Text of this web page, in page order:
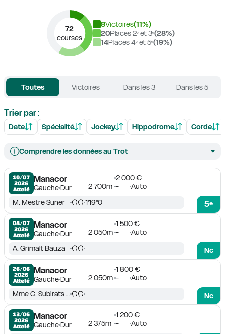
72
courses
8Victoires(11%)
20Places 2ᵉ et 3ᵉ(28%)
14Places 4ᵉ et 5ᵉ(19%)
Toutes Victoires Dans les 3 Dans les 5
Trier par :
Date Spécialité Jockey Hippodrome Corde
Comprendre les données au Trot
10/07
2026
Attelé
Manacor
GaucheDur
2 000 €
2 700m - Auto
5e
M. Mestre Suner 1'19''0
04/07
2026
Attelé
Manacor
GaucheDur
1 500 €
2 050m -
Auto
Nc
A. Grimalt Bauza
26/06
2026
Attelé
Manacor
GaucheDur
1 800 €
2 050m -
Auto
Nc
Mme C. Subirats Pons
13/06
2026
Attelé
Manacor
GaucheDur
1 200 €
2 375m - Auto